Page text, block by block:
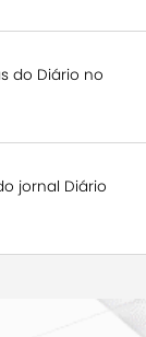
do Diário no
jornal Diário